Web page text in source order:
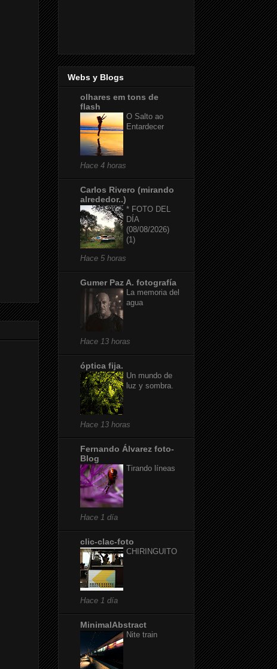
Webs y Blogs
olhares em tons de
flash
O Salto ao
Entardecer
Hace 4 horas
Carlos Rivero (mirando
alrededor..)
* FOTO DEL
DÍA
(08/08/2026)
(1)
Hace 5 horas
Gumer Paz A. fotografía
La memoria del
agua
Hace 13 horas
óptica fija.
Un mundo de
luz y sombra.
Hace 13 horas
Fernando Álvarez foto-
Blog
Tirando líneas
Hace 1 día
clic-clac-foto
CHIRINGUITO
Hace 1 día
MinimalAbstract
Nite train